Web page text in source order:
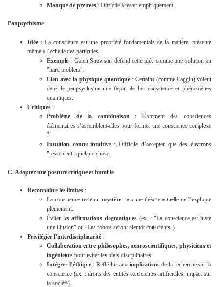
Manque de preuves : Difficile à tester empiriquement.
Panpsychisme
Idée : La conscience est une propriété fondamentale de la matière, présente
même à l’échelle des particules.
Exemple : Galen Strawson défend cette idée comme une solution au
"hard problem".
Lien avec la physique quantique : Certains (comme Faggin) voient
dans le panpsychisme une façon de lier conscience et phénomènes
quantiques.
Critiques :
Problème de la combinaison: Comment des consciences
élémentaires s’assemblent-elles pour former une conscience complexe
?
Intuition contre-intuitive: Difficile d’accepter que des électrons
"ressentent" quelque chose.
C. Adopter une posture critique et humble
Reconnaître les limites :
La conscience reste unmystère : aucune théorie actuelle ne l’explique
pleinement.
Éviter lesaffirmations dogmatiques (ex. : "La conscience est juste
une illusion" ou "Les robots seront bientôt conscients").
Privilégier l’interdisciplinarité :
Collaboration entre philosophes, neuroscientifiques, physiciens et
ingénieurs pour éviter les biais disciplinaires.
Intégrer l’éthique: Réfléchir aux implicationsde la recherche sur la
conscience (ex. : droits des entités conscientes artificielles, impact sur
la société).